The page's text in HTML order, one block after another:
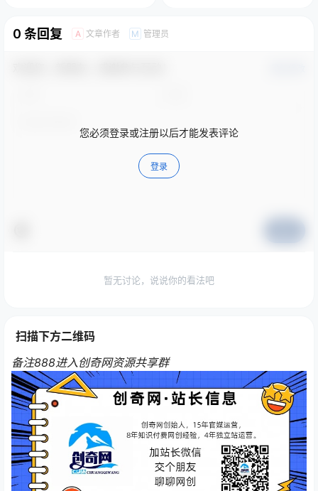
0 条回复 A 文章作者 M 管理员
您必须登录或注册以后才能发表评论
登录
暂无讨论，说说你的看法吧
扫描下方二维码
备注888进入创奇网资源共享群